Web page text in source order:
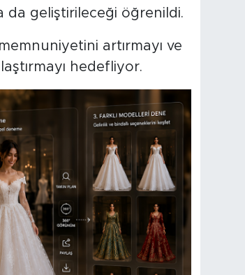
da geliştirileceği öğrenildi.
artırmayı ve
hedefliyor.